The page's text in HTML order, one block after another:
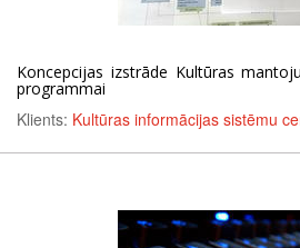
Koncepcijas izstrāde Kultūras
programmai
Klients: Kultūras informācijas sistēmu